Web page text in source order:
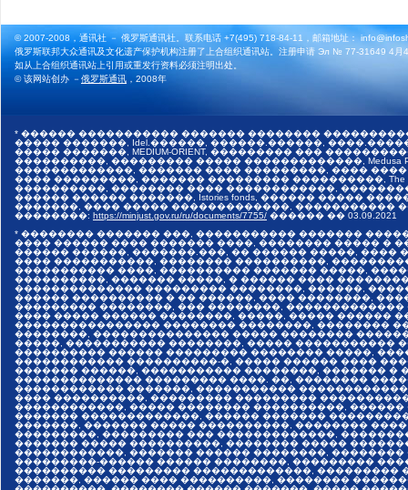
© 2007-2008，通讯社 － 俄罗斯通讯社。联系电话 +7(495) 718-84-11，邮箱地址：
俄罗斯联邦大众通讯及文化遗产保护机构注册了上合组织通讯站。注册申请 Эл № 77-31649 4月
如从上合组织通讯站上引用或重发行资料必须注明出处。
© 该网站创办 －俄罗斯通讯 ，2008年
* ������ ����������� ������� ��������
����� �������, Idel.������, ������.������,
����� �������, MEDIUM-ORIENT, ��������� ���
����������, ��������� ����� �������������, Medusa
�������������, ������� ���� ���������, ����
���� ���������, ������� ��������� ����������,
����������, �������� ���� ������������,
������ ������ �������, Istories fonds, ������ �����
�������, ���� ����� �������������, �����������
��������: https://minjust.gov.ru/ru/documents/7755/ ������ �� 03.09.2021
* �������� ������� ���, ����������� �������
���� ������ ���� ������� ����, �������� ����� �
������ ������, �������.���, �� ������ �����,
���� �����������, �������� ����������,
����������� ����, ���������� ������� �����,
����������, ������� �����, � ������ ����
�������������� ��������� ��������, ������,
������ ���������� � �� ������, ���� ��������,
��������� ��������, ��� ��������,
���� ����� ������ ��������, �����, ����� ������
���������������� �������� ��������, ��������
��������, ��������������� ����� ��������
�����, ����������� ��������, ����� �����������
���������� ������ ��������� �������� �����,
������������ ����������-�, ����� ������ ����
������� ������, ����������� ��������, �������
�������������� ��������� ����. ��, ��������
������������ �������, �����������
���� ����������, ��������� ���������
������������, ����� �������� ����������,
������� �������������, ������ �������
�������, ������� ����� ����������, ��������
���������, ��������� ��� �������������,
������� ����� ����������, �������� �����
������������, ������� ������ ��������,
���������-������ ������ ��������, ���������
���������� ��������� �������������, ���������
�������, ������ ���� ����������, ��������